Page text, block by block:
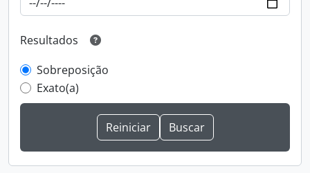
Resultados
Sobreposição
Exato(a)